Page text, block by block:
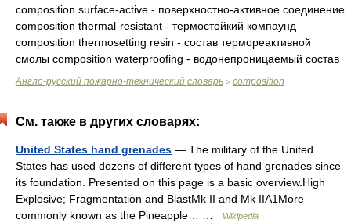
composition surface-active - поверхностно-активное соединение
composition thermal-resistant - термостойкий компаунд
composition thermosetting resin - состав термореактивной
смолы composition waterproofing - водонепроницаемый состав
Англо-русский пожарно-технический словарь > composition
См. также в других словарях:
United States hand grenades — The military of the United
States has used dozens of different types of hand grenades since
its foundation. Presented on this page is a basic overview.High
Explosive; Fragmentation and BlastMk II and Mk IIA1More
commonly known as the Pineapple… …
Wikipedia